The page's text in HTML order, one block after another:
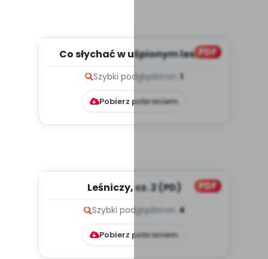
PDF
Co słychać w uśpionym lesie?
Szybki podglądstron: 1
Pobierz pobraniem
PDF
Leśniczy, cz. 2 (PD)
Szybki podgląd stron: 4
Pobierz pobraniem